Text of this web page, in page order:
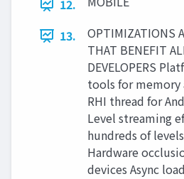
12.
13.
OPTIMIZATIONS
THAT BENEFIT
DEVELOPERS
tools for memory
RHI thread for
Level streaming
hundreds of
Hardware
devices Async